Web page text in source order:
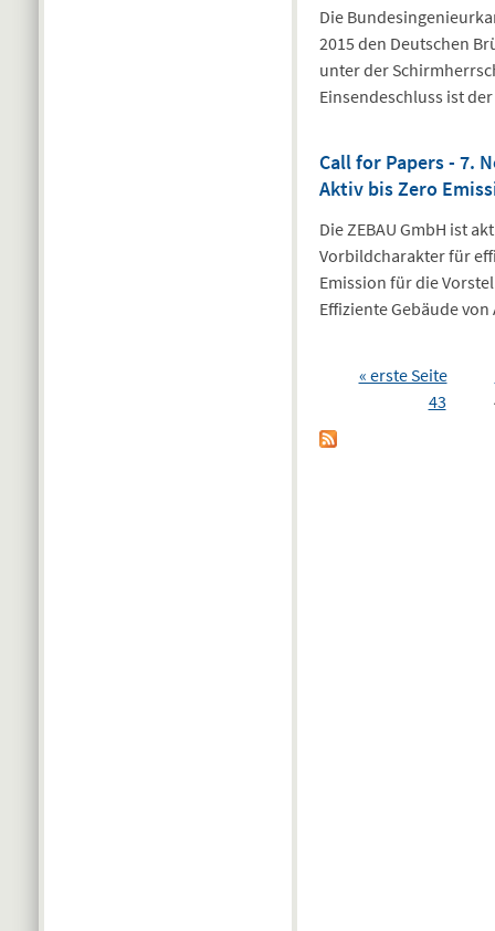
Die
2015 den Deutschen
unter der
Einsendeschluss ist
Call for Papers - 7.
Aktiv bis Zero
Die ZEBAU GmbH ist
Vorbildcharakter für
Emission für die
Effiziente Gebäude
Seiten« erste Seite
43